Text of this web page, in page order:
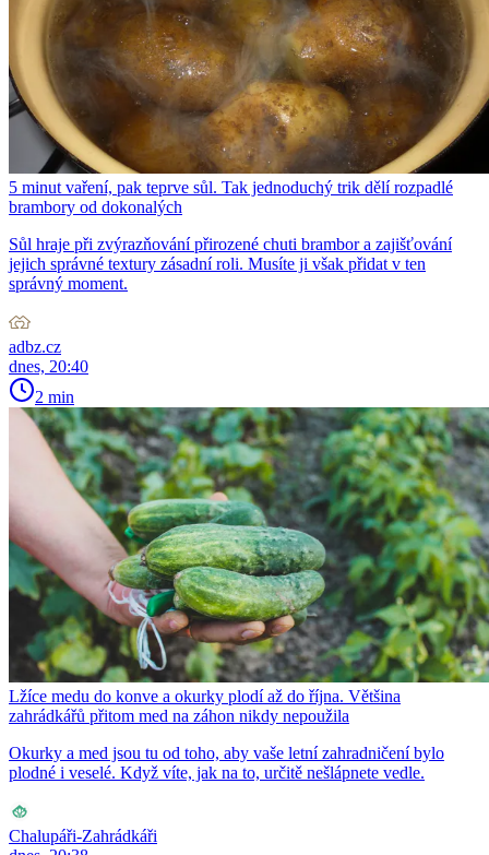
5 minut vaření, pak teprve sůl. Tak jednoduchý trik dělí rozpadlé
brambory od dokonalých
Sůl hraje při zvýrazňování přirozené chuti brambor a zajišťování
jejich správné textury zásadní roli. Musíte ji však přidat v ten
správný moment.
adbz.cz
dnes, 20:40
2 min
Lžíce medu do konve a okurky plodí až do října. Většina
zahrádkářů přitom med na záhon nikdy nepoužila
Okurky a med jsou tu od toho, aby vaše letní zahradničení bylo
plodné i veselé. Když víte, jak na to, určitě nešlápnete vedle.
Chalupáři-Zahrádkáři